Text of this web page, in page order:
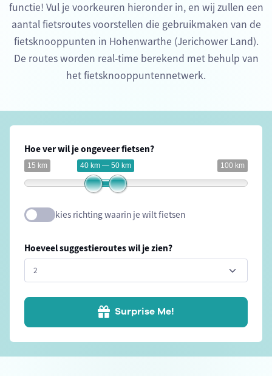
functie! Vul je voorkeuren hieronder in, en wij zullen een
aantal fietsroutes voorstellen die gebruikmaken van de
fietsknooppunten in Hohenwarthe (Jerichower Land).
De routes worden real-time berekend met behulp van
het fietsknooppuntennetwerk.
Hoe ver wil je ongeveer fietsen?
15 km 100 km
40 km — 50 km
kies richting waarin je wilt fietsen
Hoeveel suggestieroutes wil je zien?
Surprise Me!